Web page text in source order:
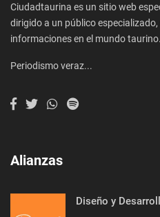
Ciudadtaurina es un sitio web
dirigido a un público
informaciones en el mundo taurino.
Periodismo veraz...
Alianzas
Diseño y